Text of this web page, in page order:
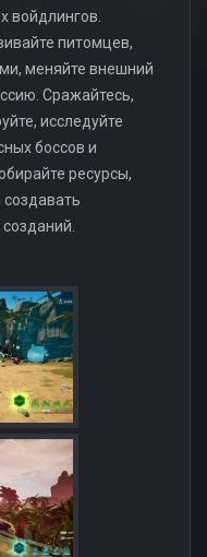
войдлингов.
питомцев,
меняйте внешний
Сражайтесь,
исследуйте
боссов и
ресурсы,